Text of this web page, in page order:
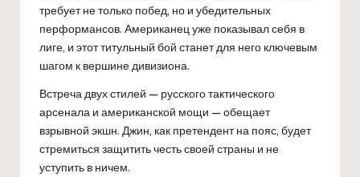
требует не только побед, но и убедительных
перформансов. Американец уже показывал себя в
лиге, и этот титульный бой станет для него ключевым
шагом к вершине дивизиона.
Встреча двух стилей — русского тактического
арсенала и американской мощи — обещает
взрывной экшн. Джин, как претендент на пояс, будет
стремиться защитить честь своей страны и не
уступить в ничем.